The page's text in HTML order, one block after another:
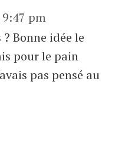
pm
Bonne idée le
pour le pain
pas pensé au